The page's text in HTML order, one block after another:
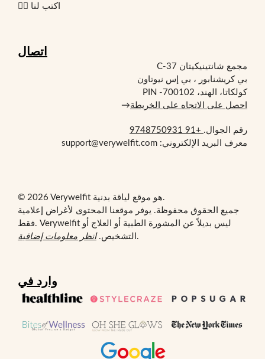
✍🏻 اكتب لنا
اتصال
مجمع شانتينيكيتان C-37
بي كريشنابور ، بي إس نيوتاون
كولكاتا، الهند، PIN -700102
احصل على الاتجاه على الخريطة→
رقم الجوال. +91 9748750931
معرف البريد الإلكتروني: support@verywelfit.com
© 2026 Verywelfit هو موقع لياقة بدنية.
جميع الحقوق محفوظة. يوفر موقعنا المحتوى لأغراض إعلامية
فقط. Verywelfit ليس بديلاً عن المشورة الطبية أو العلاج أو
التشخيص.انظر معلومات إضافية .
وارد في